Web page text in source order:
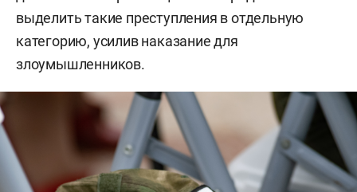
выделить такие преступления в отдельную
категорию, усилив наказание для
злоумышленников.